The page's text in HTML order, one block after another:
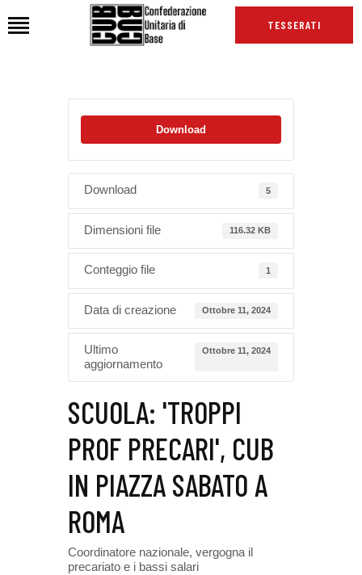
TESSERATI
HOME
CHI SIAMO
SEDI
NEWS
PODCAST CUB
TG CUB
INTERNAZIONALE
RASSEGNA STAMPA
Download
Download 5
Dimensioni file 116.32 KB
Conteggio file 1
Data di creazione Ottobre 11, 2024
Ultimo
aggiornamento
Ottobre 11, 2024
SCUOLA: 'TROPPI
PROF PRECARI', CUB
IN PIAZZA SABATO A
ROMA
Coordinatore nazionale, vergogna il
precariato e i bassi salari